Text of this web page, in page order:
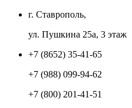
г. Ставрополь,
ул. Пушкина 25а, 3 этаж
+7 (8652) 35-41-65
+7 (988) 099-94-62
+7 (800) 201-41-51